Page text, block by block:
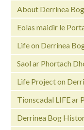
About Derrinea Bog
Eolas maidir le
Life on Derrinea
Saol ar Phortach
Life Project on
Tionscadal LIFE ar
Derrinea Bog